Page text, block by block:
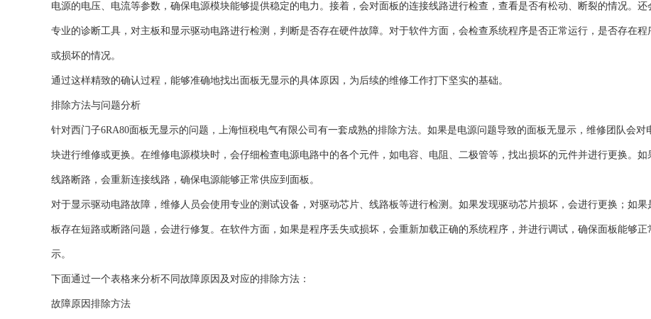
电源的电压、电流等参数，确保电源模块能够提供稳定的电力。接着，会对面板的连接线路进行检查，查看是否有松动、断裂的情况。还
专业的诊断工具，对主板和显示驱动电路进行检测，判断是否存在硬件故障。对于软件方面，会检查系统程序是否正常运行，是否存在程
或损坏的情况。
通过这样精致的确认过程，能够准确地找出面板无显示的具体原因，为后续的维修工作打下坚实的基础。
排除方法与问题分析
针对西门子6RA80面板无显示的问题，上海恒税电气有限公司有一套成熟的排除方法。如果是电源问题导致的面板无显示，维修团队会对
块进行维修或更换。在维修电源模块时，会仔细检查电源电路中的各个元件，如电容、电阻、二极管等，找出损坏的元件并进行更换。如
线路断路，会重新连接线路，确保电源能够正常供应到面板。
对于显示驱动电路故障，维修人员会使用专业的测试设备，对驱动芯片、线路板等进行检测。如果发现驱动芯片损坏，会进行更换；如果
板存在短路或断路问题，会进行修复。在软件方面，如果是程序丢失或损坏，会重新加载正确的系统程序，并进行调试，确保面板能够正
示。
下面通过一个表格来分析不同故障原因及对应的排除方法：
故障原因排除方法